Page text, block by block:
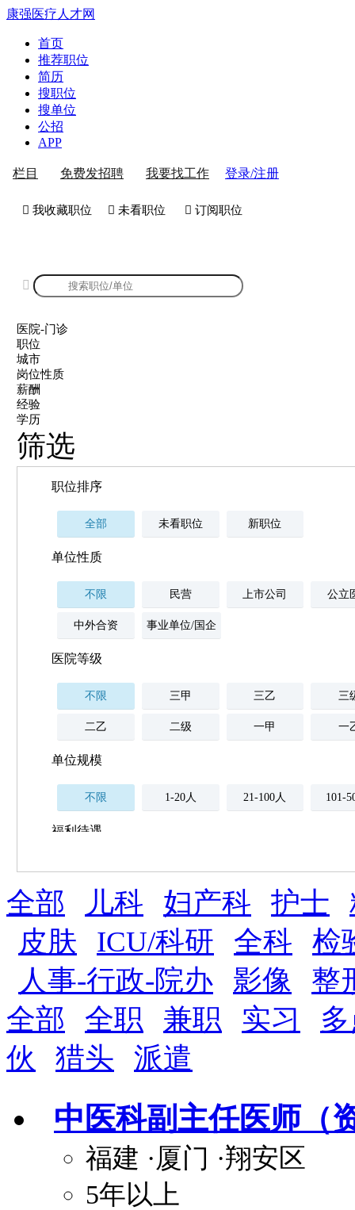
康强医疗人才网
首页
推荐职位
简历
搜职位
搜单位
公招
APP
栏目 免费发招聘 我要找工作 登录/注册
 我收藏职位  未看职位  订阅职位

医院-门诊
职位
城市
岗位性质
薪酬
经验
学历
筛选
职位排序
全部 未看职位 新职位
单位性质
不限 民营 上市公司 公立
中外合资 事业单位/国企
医院等级
不限 三甲 三乙 三
二乙 二级 一甲 一
单位规模
不限 1-20人 21-100人 101-
福利待遇
薪资与社保
五险 住房公积金 企业
全勤奖 加班补助 全薪病假 股票
法定节假日三薪 工龄奖 带薪年假 年终
晋升与政策
8小时工作制 周末双休
关怀与福利
包住 包吃 住房补贴
定期团建 节日福利
全部 儿科 妇产科 护士
皮肤
ICU/科研 全科
检
人事-行政-院办
影像
整
全部
全职 兼职 实习
伙
猎头 派遣
中医科副主任医师（
福建 ·厦门 ·翔安区
5年以上